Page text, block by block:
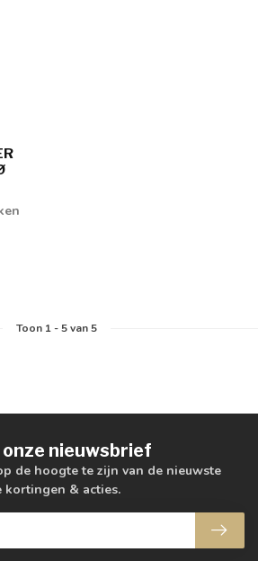
Toon 1-5van 5
nieuwsbrief
de hoogte te zijn van de nieuwste
kortingen & acties.